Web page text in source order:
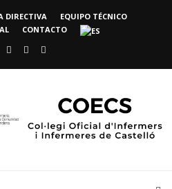
DIRECTIVA
EQUIPO TÉCNICO
CONTACTO